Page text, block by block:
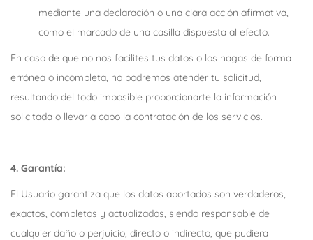
mediante una declaración o una clara acción afirmativa,
como el marcado de una casilla dispuesta al efecto.
En caso de que no nos facilites tus datos o los hagas de forma
errónea o incompleta, no podremos atender tu solicitud,
resultando del todo imposible proporcionarte la información
solicitada o llevar a cabo la contratación de los servicios.
4. Garantía:
El Usuario garantiza que los datos aportados son verdaderos,
exactos, completos y actualizados, siendo responsable de
cualquier daño o perjuicio, directo o indirecto, que pudiera